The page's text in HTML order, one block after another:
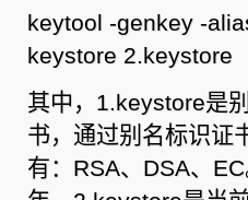
keytool -genkey -
keystore 2.keystore
其中，1.keystore是
书，通过别名标识证
有：RSA、DSA、